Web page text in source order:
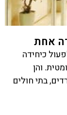
אחת
כיחידה
והן
בתי חולים